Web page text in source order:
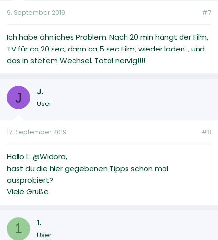
9. September 2019 #7
Ich habe ähnliches Problem. Nach 20 min hängt der Film,
TV für ca 20 sec, dann ca 5 sec Film, wieder laden.., und
das in stetem Wechsel. Total nervig!!!!
J J.
User
17. September 2019 #8
Hallo L: @Widora,
hast du die hier gegebenen Tipps schon mal
ausprobiert?
Viele Grüße
1 1.
User